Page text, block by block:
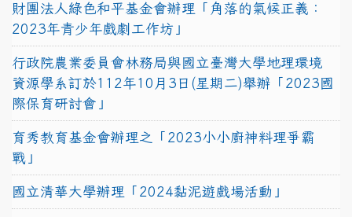
財團法人綠色和平基金會辦理「角落的氣候正義：
2023年青少年戲劇工作坊」
行政院農業委員會林務局與國立臺灣大學地理環境
資源學系訂於112年10月3日(星期二)舉辦「2023國
際保育研討會」
育秀教育基金會辦理之「2023小小廚神料理爭霸
戰」
國立清華大學辦理「2024黏泥遊戲場活動」